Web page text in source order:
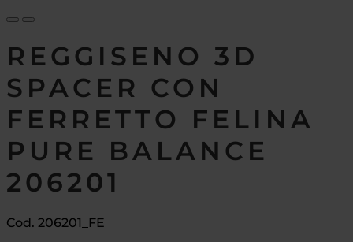
REGGISENO 3D
SPACER CON
FERRETTO FELINA
PURE BALANCE
206201
Cod. 206201_FE